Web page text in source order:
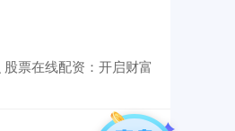
票在线配资：开启财富